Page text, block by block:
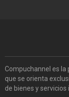
Compuchannel es la
que se orienta
de bienes y servicios